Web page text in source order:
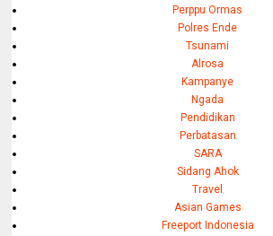
Perppu Ormas
Polres Ende
Tsunami
Alrosa
Kampanye
Ngada
Pendidikan
Perbatasan
SARA
Sidang Ahok
Travel
Asian Games
Freeport Indonesia